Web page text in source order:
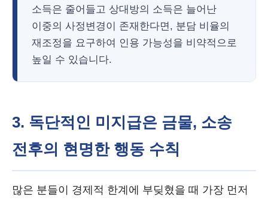
소득은 줄어들고 상대방의 소득은 늘어난
이중의 사정변경이 존재한다면, 분담 비율의
재조정을 요구하여 인용 가능성을 비약적으로
높일 수 있습니다.
3. 독단적인 미지급은 금물, 소송
전후의 현명한 행동 수칙
많은 분들이 경제적 한계에 부딪혔을 때 가장 먼저